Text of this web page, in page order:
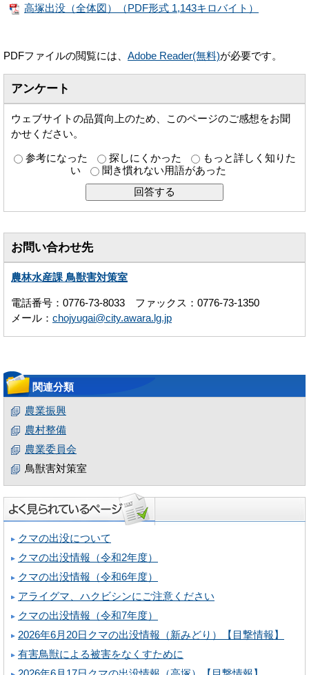
高塚出没（全体図）（PDF形式 1,143キロバイト）
PDFファイルの閲覧には、 Adobe Reader(無料)が必要です。
アンケート
ウェブサイトの品質向上のため、このページのご感想をお聞
かせください。
参考になった 探しにくかった
もっと詳しく知りた
い
聞き慣れない用語があった
お問い合わせ先
農林水産課 鳥獣害対策室
電話番号：0776-73-8033 ファックス：0776-73-1350
メール： chojyugai@city.awara.lg.jp
関連分類
農業振興
農村整備
農業委員会
鳥獣害対策室
クマの出没について
クマの出没情報（令和2年度）
クマの出没情報（令和6年度）
アライグマ、ハクビシンにご注意ください
クマの出没情報（令和7年度）
2026年6月20日クマの出没情報（新みどり）【目撃情報】
有害鳥獣による被害をなくすために